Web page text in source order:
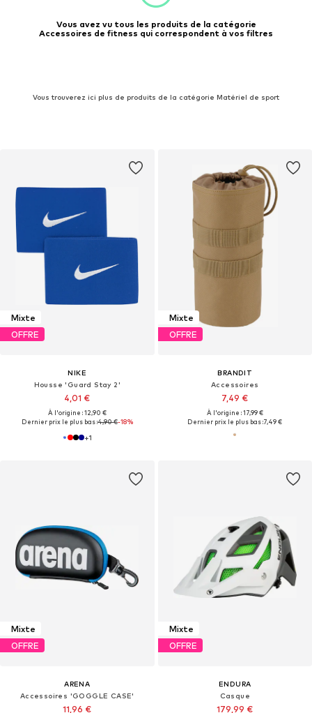
Vous avez vu tous les produits de la catégorie
Accessoires de fitness qui correspondent à vos filtres
Vous trouverez ici plus de produits de la catégorie Matériel de sport
Mixte
OFFRE
NIKE
Housse 'Guard Stay 2'
4,01 €
À l'origine : 12,90 €
Dernier prix le plus bas :4,90 €-18%
+1
Mixte
OFFRE
BRANDIT
Accessoires
7,49 €
À l'origine : 17,99 €
Dernier prix le plus bas :7,49 €
Mixte
OFFRE
ARENA
Accessoires 'GOGGLE CASE'
11,96 €
Mixte
OFFRE
ENDURA
Casque
179,99 €